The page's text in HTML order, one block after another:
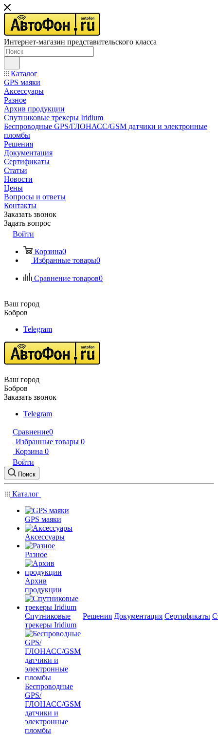
Интернет-магазин представительского класса
Каталог
GPS маяки
Аксессуары
Разное
Архив продукции
Спутниковые трекеры Iridium
Беспроводные GPS/ГЛОНАСС/GSM датчики и электронные
пломбы
Решения
Документация
Сертификаты
Статьи
Новости
Цены
Вопросы и ответы
Контакты
Заказать звонок
Задать вопрос
Войти
Корзина0
Избранные товары0
Сравнение товаров0
Ваш город
Бобров
Telegram
Ваш город
Бобров
Заказать звонок
Telegram
Сравнение0
Избранные товары 0
Корзина 0
Войти
Поиск
Каталог
GPS маяки
Аксессуары
Разное
Архив
продукции
Спутниковые
трекеры Iridium
Беспроводные
GPS/
ГЛОНАСС/GSM
датчики и
электронные
пломбы
Решения Документация Сертификаты